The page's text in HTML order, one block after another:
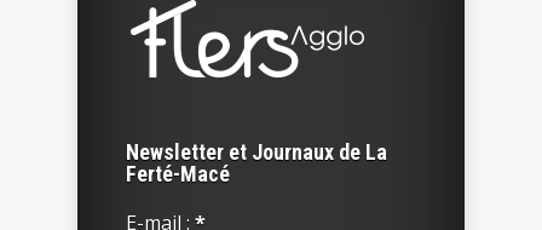
Newsletter et Journaux de La
Ferté-Macé
E-mail : *